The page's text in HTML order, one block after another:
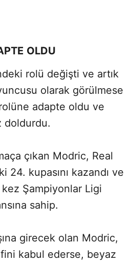
OLDU
rolü değişti ve artık
olarak görülmese
adapte oldu ve
doldurdu.
çıkan Modric, Real
24. kupasını kazandı ve
kez Şampiyonlar Ligi
sahip.
girecek olan Modric,
kabul ederse, beyaz